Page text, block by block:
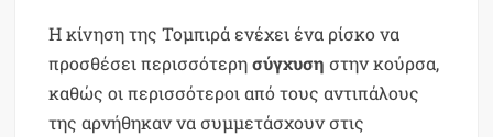
Η κίνηση της Τομπιρά ενέχει ένα ρίσκο να
προσθέσει περισσότερησύγχυσηστην κούρσα,
καθώς οι περισσότεροι από τους αντιπάλους
της αρνήθηκαν να συμμετάσχουν στις